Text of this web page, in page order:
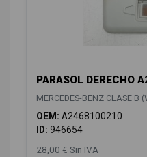
PARASOL DERECHO
MERCEDES-BENZ CLASE B
OEM: A2468100210
ID: 946654
28,00 € Sin IVA